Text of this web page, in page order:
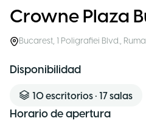
Crowne Plaza
Bucarest, 1 Poligrafiei Blvd.,
Disponibilidad
10escritorios • 17 salas
Horario de apertura